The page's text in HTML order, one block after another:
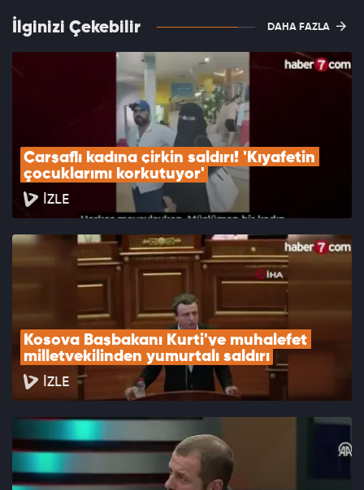
İlginizi Çekebilir DAHA FAZLA
Çarşaflı kadına çirkin saldırı! 'Kıyafetin
çocuklarımı korkutuyor'
İZLE
Kosova Başbakanı Kurti'ye muhalefet
milletvekilinden yumurtalı saldırı
İZLE